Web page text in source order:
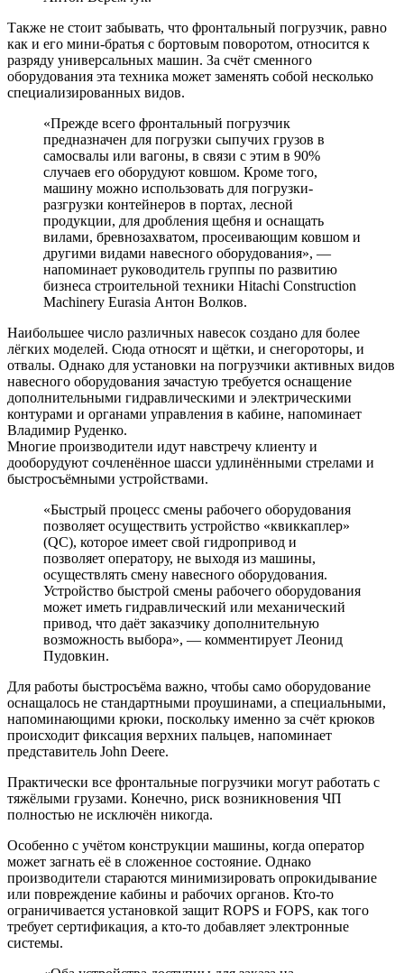
Также не стоит забывать, что фронтальный погрузчик, равно
как и его мини-братья с бортовым поворотом, относится к
разряду универсальных машин. За счёт сменного
оборудования эта техника может заменять собой несколько
специализированных видов.
«Прежде всего фронтальный погрузчик
предназначен для погрузки сыпучих грузов в
самосвалы или вагоны, в связи с этим в 90%
случаев его оборудуют ковшом. Кроме того,
машину можно использовать для погрузки-
разгрузки контейнеров в портах, лесной
продукции, для дробления щебня и оснащать
вилами, бревнозахватом, просеивающим ковшом и
другими видами навесного оборудования», —
напоминает руководитель группы по развитию
бизнеса строительной техники Hitachi Construction
Machinery Eurasia Антон Волков.
Наибольшее число различных навесок создано для более
лёгких моделей. Сюда относят и щётки, и снегороторы, и
отвалы. Однако для установки на погрузчики активных видов
навесного оборудования зачастую требуется оснащение
дополнительными гидравлическими и электрическими
контурами и органами управления в кабине, напоминает
Владимир Руденко.
Многие производители идут навстречу клиенту и
дооборудуют сочленённое шасси удлинёнными стрелами и
быстросъёмными устройствами.
«Быстрый процесс смены рабочего оборудования
позволяет осуществить устройство «квиккаплер»
(QC), которое имеет свой гидропривод и
позволяет оператору, не выходя из машины,
осуществлять смену навесного оборудования.
Устройство быстрой смены рабочего оборудования
может иметь гидравлический или механический
привод, что даёт заказчику дополнительную
возможность выбора», — комментирует Леонид
Пудовкин.
Для работы быстросъёма важно, чтобы само оборудование
оснащалось не стандартными проушинами, а специальными,
напоминающими крюки, поскольку именно за счёт крюков
происходит фиксация верхних пальцев, напоминает
представитель John Deere.
Практически все фронтальные погрузчики могут работать с
тяжёлыми грузами. Конечно, риск возникновения ЧП
полностью не исключён никогда.
Особенно с учётом конструкции машины, когда оператор
может загнать её в сложенное состояние. Однако
производители стараются минимизировать опрокидывание
или повреждение кабины и рабочих органов. Кто-то
ограничивается установкой защит ROPS и FOPS, как того
требует сертификация, а кто-то добавляет электронные
системы.